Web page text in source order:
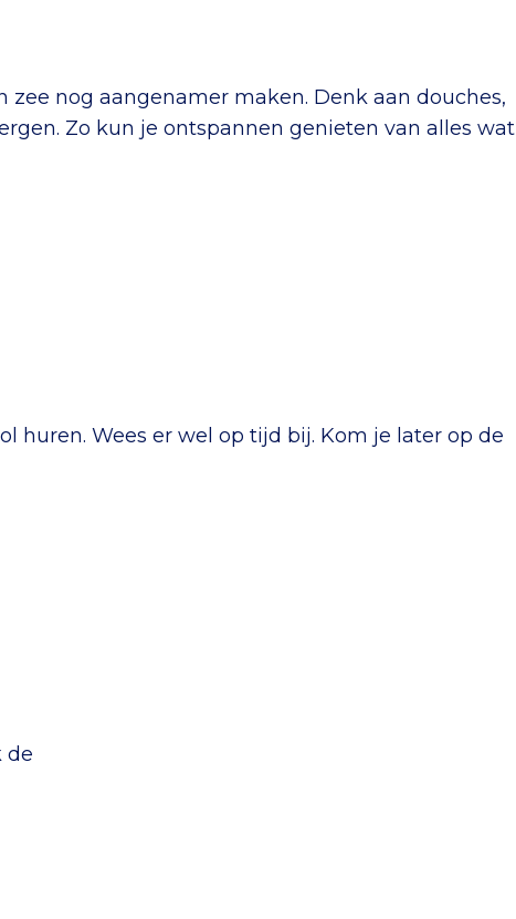
nog aangenamer maken. Denk aan douches,
Zo kun je ontspannen genieten van alles wat
huren. Wees er wel op tijd bij. Kom je later op de
de